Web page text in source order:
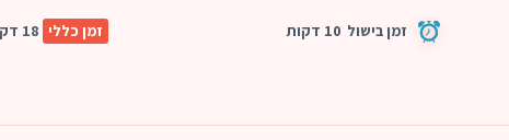
זמן בישול 10 דקות זמן כללי 18 דקות